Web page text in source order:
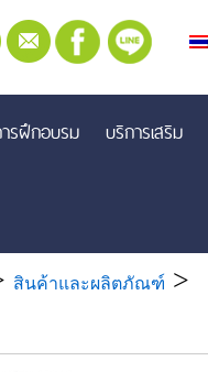
รฝึกอบรม บริการเสริม
สินค้าและผลิตภัณฑ์ >